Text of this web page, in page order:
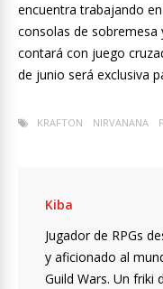
encuentra trabajando
consolas de
contará con juego
de junio será exclusiva
KRAFTON NIRVANANA
Kiba
Jugador de RPGs
y aficionado al
Guild Wars. Un friki